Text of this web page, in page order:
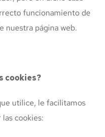
funcionamiento de
nuestra página web.
cookies?
utilice, le facilitamos
cookies: